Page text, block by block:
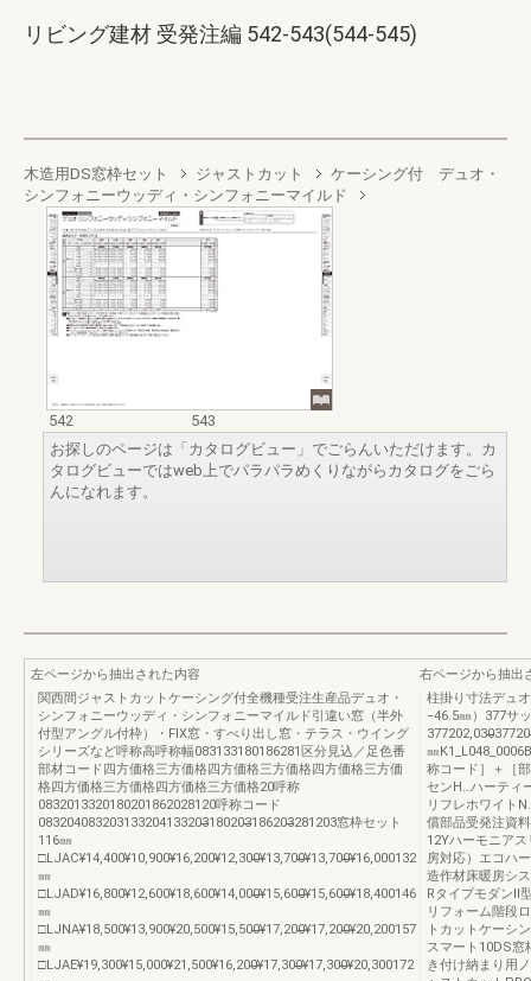
リビング建材 受発注編 542-543(544-545)
木造用DS窓枠セット ジャストカット
ケーシング付 デュオ・
シンフォニーウッディ・シンフォニーマイルド
542
543
お探しのページは「カタログビュー」でごらんいただけます。カ
タログビューではweb上でパラパラめくりながらカタログをごら
んになれます。
左ページから抽出された内容
関西間ジャストカットケーシング付全機種受注生産品デュオ・
シンフォニーウッディ・シンフォニーマイルド引違い窓（半外
付型アングル付枠）・FIX窓・すべり出し窓・テラス・ウイング
シリーズなど呼称高呼称幅083133180186281区分見込／足色番
部材コード四方価格三方価格四方価格三方価格四方価格三方価
格四方価格三方価格四方価格三方価格20呼称
0832013320180201862028120呼称コード
083204083203133204133203̶̶180203̶̶186203̶̶281203窓枠セット
116㎜
□LJAC¥14,400¥10,900¥16,200¥12,300̶̶¥13,700̶̶¥13,700̶̶¥16,000132
㎜
□LJAD¥16,800¥12,600¥18,600¥14,000̶̶¥15,600̶̶¥15,600̶̶¥18,400146
㎜
□LJNA¥18,500¥13,900¥20,500¥15,500̶̶¥17,200̶̶¥17,200̶̶¥20,200157
㎜
□LJAE¥19,300¥15,000¥21,500¥16,200̶̶¥17,300̶̶¥17,300̶̶¥20,300172
右ページから抽出
柱掛り寸法デュ
−46.5㎜）377サ
㎜
称コード］＋［
センH…ハーティ
リフレホワイト
償部品受発注資
12Yハーモニア
房対応）エコハ
造作材床暖房シ
RタイプモダンⅡ
リフォーム階段
トカットケーシ
スマート10DS窓
き付け納まり用